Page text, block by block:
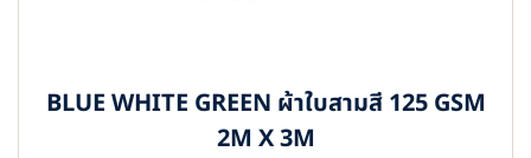
BLUE WHITE GREEN ผ้าใบสามสี 125 GSM
2M X 3M